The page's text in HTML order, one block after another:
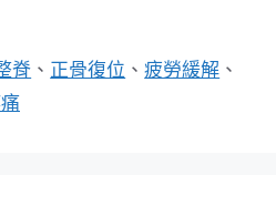
脊 、 正骨復位 、疲勞緩解 、